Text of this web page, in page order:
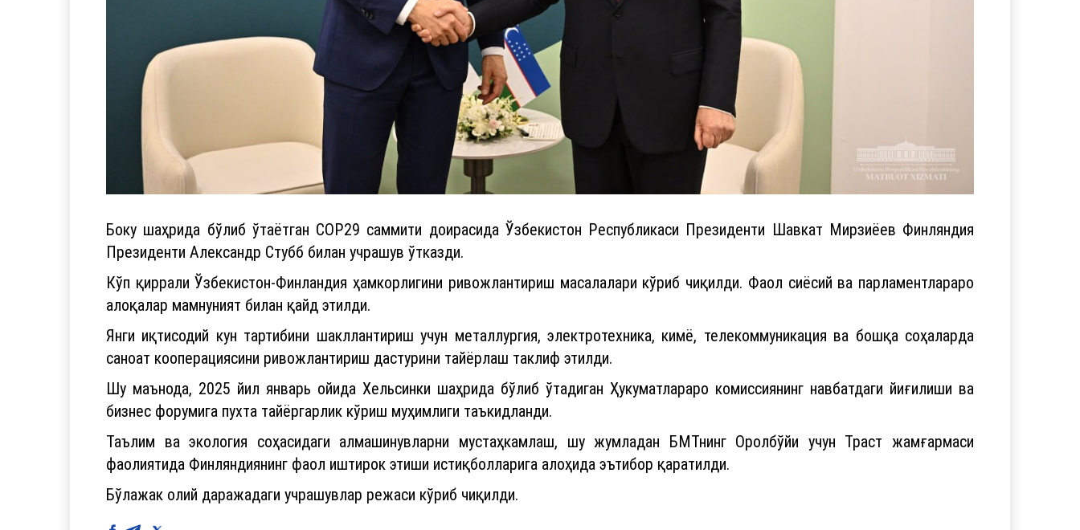
Боку шаҳрида бўлиб ўтаётган COP29 саммити доирасида Ўзбекистон Республикаси Президенти Шавкат Мирзиёев Финляндия
Президенти Александр Стубб билан учрашув ўтказди.
Кўп қиррали Ўзбекистон-Финландия ҳамкорлигини ривожлантириш масалалари кўриб чиқилди. Фаол сиёсий ва парламентлараро
алоқалар мамнуният билан қайд этилди.
Янги иқтисодий кун тартибини шакллантириш учун металлургия, электротехника, кимё, телекоммуникация ва бошқа соҳаларда
саноат кооперациясини ривожлантириш дастурини тайёрлаш таклиф этилди.
Шу маънода, 2025 йил январь ойида Хельсинки шаҳрида бўлиб ўтадиган Ҳукуматлараро комиссиянинг навбатдаги йиғилиши ва
бизнес форумига пухта тайёргарлик кўриш муҳимлиги таъкидланди.
Таълим ва экология соҳасидаги алмашинувларни мустаҳкамлаш, шу жумладан БМТнинг Оролбўйи учун Траст жамғармаси
фаолиятида Финляндиянинг фаол иштирок этиши истиқболларига алоҳида эътибор қаратилди.
Бўлажак олий даражадаги учрашувлар режаси кўриб чиқилди.